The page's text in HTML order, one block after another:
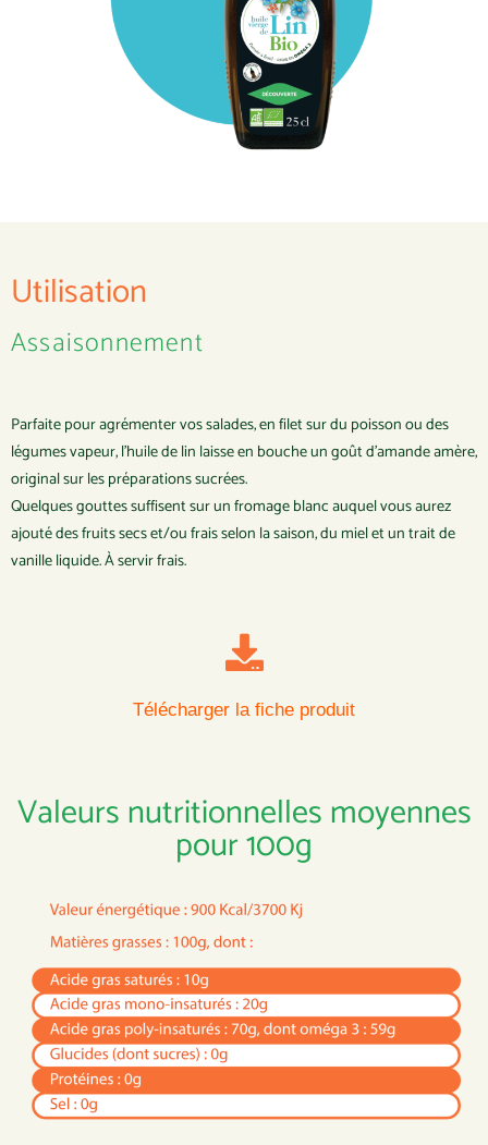
Utilisation
Assaisonnement
Parfaite pour agrémenter vos salades, en filet sur du poisson ou des
légumes vapeur, l’huile de lin laisse en bouche un goût d’amande amère,
original sur les préparations sucrées.
Quelques gouttes suffisent sur un fromage blanc auquel vous aurez
ajouté des fruits secs et/ou frais selon la saison, du miel et un trait de
vanille liquide. À servir frais.
Télécharger la fiche produit
Valeurs nutritionnelles moyennes
pour 100g